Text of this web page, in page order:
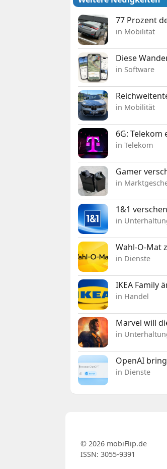
77 Prozent
in Mobilität
Diese
in Software
in Mobilität
6G:
in Telekom
Gamer
in
1&1
in
Wahl-O-Mat
in Dienste
IKEA Family
in Handel
Marvel will
in
OpenAI
in Dienste
© 2026 mobiFlip.de
ISSN: 3055-9391